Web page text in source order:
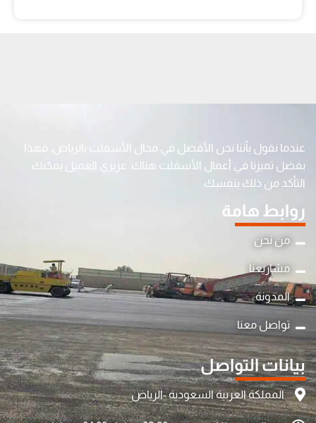
عندما نقول بأننا نحن الأفضل في مجال الأسفلت بالرياض، فهذا
بفضل تميزنا في أعمال الأسفلت هناك. عزيزي العميل يمكنك
التأكد من ذلك بنفسك.
روابط هامة
من نحن
مشاريعنا
المدونة
تواصل معنا
بيانات التواصل
المملكة العربية السعودية -الرياض